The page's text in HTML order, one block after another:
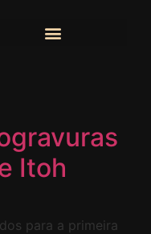
Itoh
para a primeira